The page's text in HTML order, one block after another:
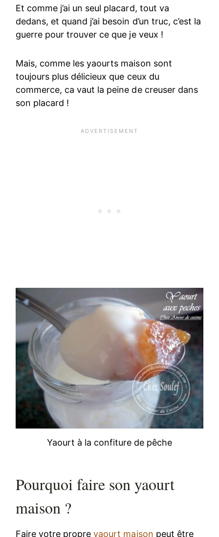
Et comme j’ai un seul placard, tout va
dedans, et quand j’ai besoin d’un truc, c’est la
guerre pour trouver ce que je veux !
Mais, comme les yaourts maison sont
toujours plus délicieux que ceux du
commerce, ca vaut la peine de creuser dans
son placard !
Yaourt à la confiture de pêche
Pourquoi faire son yaourt
maison ?
Faire votre propreyaourt maison peut être